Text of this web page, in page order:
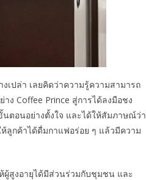
เปล่า เลยคิดว่าความรู้ความสามารถ
ง Coffee Prince สู่การได้ลงมือชง
นตอนอย่างตั้งใจ และได้ให้สัมภาษณ์ว่า
ห้ลูกค้าได้ดื่มกาแฟอร่อย ๆ แล้วมีความ
ผู้สูงอายุได้มีส่วนร่วมกับชุมชน และ